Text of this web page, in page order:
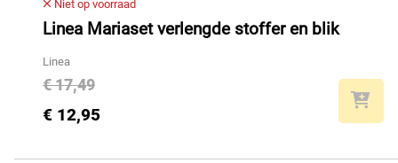
Niet op voorraad
Linea Mariaset verlengde stoffer en blik
Linea
€ 17,49
€ 12,95